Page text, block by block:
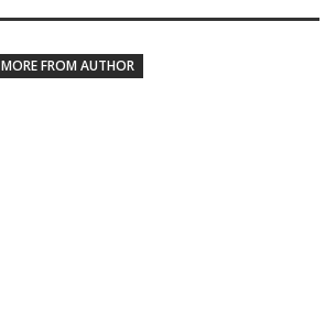
MORE FROM AUTHOR